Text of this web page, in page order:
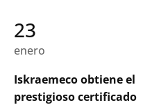
23
enero
Iskraemeco obtiene el
prestigioso certificado